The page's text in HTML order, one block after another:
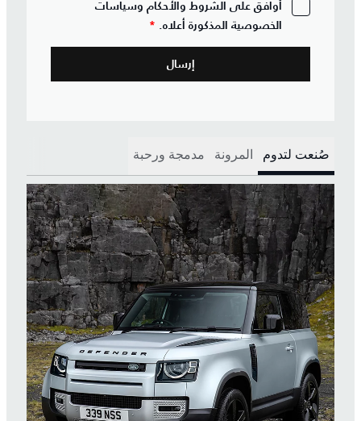
صُنعت لتدوم المرونة مدمجة ورحبة
أوافق على الشروط والأحكام وسياسات
الخصوصية المذكورة أعلاه. *